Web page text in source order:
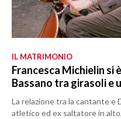
IL MATRIMONIO
Francesca Michielin si
Bassano tra girasoli e
La relazione tra la cantante e
atletico ed ex saltatore in